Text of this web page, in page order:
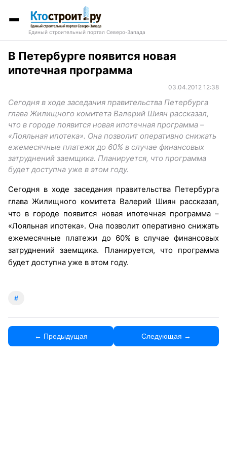
Единый строительный портал Северо-Запада
В Петербурге появится новая
ипотечная программа
03.04.2012 12:38
Сегодня в ходе заседания правительства Петербурга
глава Жилищного комитета Валерий Шиян рассказал,
что в городе появится новая ипотечная программа –
«Лояльная ипотека». Она позволит оперативно снижать
ежемесячные платежи до 60% в случае финансовых
затруднений заемщика. Планируется, что программа
будет доступна уже в этом году.
Сегодня в ходе заседания правительства Петербурга
глава Жилищного комитета Валерий Шиян рассказал,
что в городе появится новая ипотечная программа –
«Лояльная ипотека». Она позволит оперативно снижать
ежемесячные платежи до 60% в случае финансовых
затруднений заемщика. Планируется, что программа
будет доступна уже в этом году.
#
← Предыдущая Следующая →